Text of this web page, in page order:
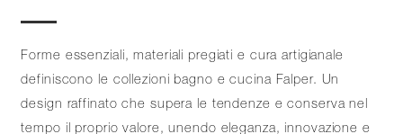
Forme essenziali, materiali pregiati e cura artigianale
definiscono le collezioni bagno e cucina Falper. Un
design raffinato che supera le tendenze e conserva nel
tempo il proprio valore, unendo eleganza, innovazione e